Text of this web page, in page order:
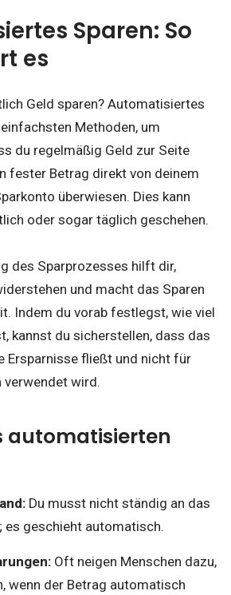
Sparen: So
es
Geld sparen? Automatisiertes
Methoden, um
du regelmäßig Geld zur Seite
fester Betrag direkt von deinem
überwiesen. Dies kann
oder sogar täglich geschehen.
des Sparprozesses hilft dir,
und macht das Sparen
Indem du vorab festlegst, wie viel
kannst du sicherstellen, dass das
Ersparnisse fließt und nicht für
verwendet wird.
automatisierten
Du musst nicht ständig an das
es geschieht automatisch.
Oft neigen Menschen dazu,
wenn der Betrag automatisch